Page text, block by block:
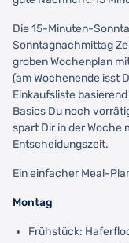
Die 15-Minuten-
Sonntagnachmittag
groben Wochenplan
(am Wochenende isst
Einkaufsliste
Basics Du noch
spart Dir in der Woche
Entscheidungszeit.
Ein einfacher Meal-
Montag
Frühstück: